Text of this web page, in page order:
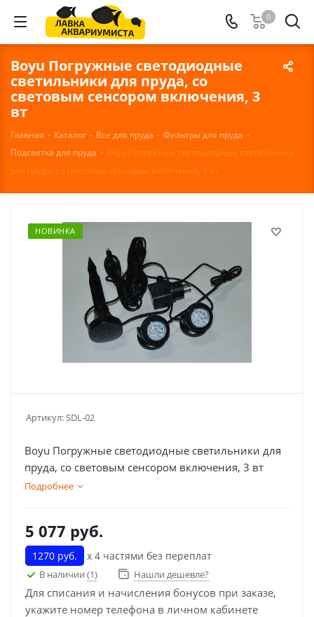
0
Boyu Погружные светодиодные
светильники для пруда, со
световым сенсором включения, 3
вт
Главная - Каталог - Все для пруда - Фильтры для пруда -
Подсветка для пруда - Boyu Погружные светодиодные светильники
для пруда, со световым сенсором включения, 3 вт
НОВИНКА
Артикул:SDL-02
Boyu Погружные светодиодные светильники для
пруда, со световым сенсором включения, 3 вт
Подробнее
5 077 руб.
1270 руб. х 4 частями без переплат
В наличии (1) Нашли дешевле?
Для списания и начисления бонусов при заказе,
укажите номер телефона в личном кабинете